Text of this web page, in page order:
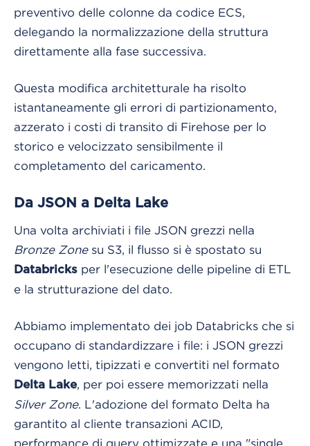
preventivo delle colonne da codice ECS,
delegando la normalizzazione della struttura
direttamente alla fase successiva.
Questa modifica architetturale ha risolto
istantaneamente gli errori di partizionamento,
azzerato i costi di transito di Firehose per lo
storico e velocizzato sensibilmente il
completamento del caricamento.
Da JSON a Delta Lake
Una volta archiviati i file JSON grezzi nella
Bronze Zonesu S3, il flusso si è spostato su
Databricks per l'esecuzione delle pipeline di ETL
e la strutturazione del dato.
Abbiamo implementato dei job Databricks che si
occupano di standardizzare i file: i JSON grezzi
vengono letti, tipizzati e convertiti nel formato
Delta Lake, per poi essere memorizzati nella
Silver Zone. L'adozione del formato Delta ha
garantito al cliente transazioni ACID,
performance di query ottimizzate e una "single